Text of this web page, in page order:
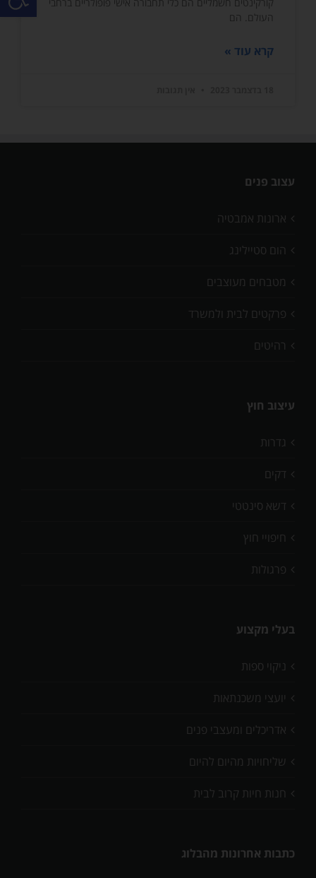
העולם. הם
קרא עוד »
עצוב פנים
ארונות אמבטיה
הום סטיילינג
מטבחים מעוצבים
פרקטים לבית ולמשרד
רהיטים
עיצוב חוץ
גדרות
דקים
דשא סינטטי
חיפויי חוץ
פרגולות
בעלי מקצוע
ניקוי ספות
יועצי משכנתאות
אדריכלים ומעצבי פנים
שליחויות מהיום להיום
חנות חיות קרוב לבית
כתבות אחרונות מהבלוג